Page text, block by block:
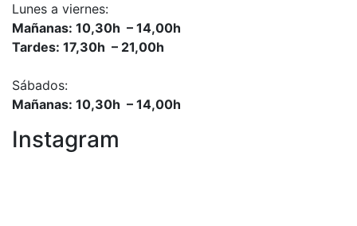
Lunes a viernes:
Mañanas: 10,30h – 14,00h
Tardes: 17,30h – 21,00h
Sábados:
Mañanas: 10,30h – 14,00h
Instagram